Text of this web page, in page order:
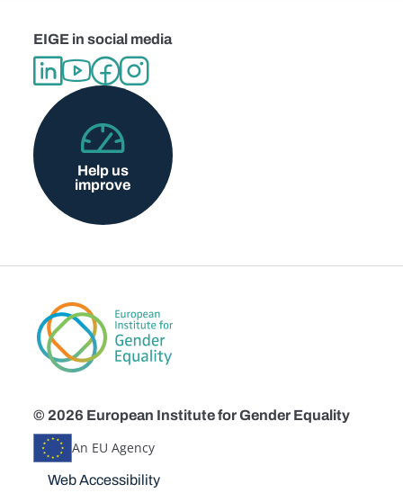
EIGE in social media
Help us
improve
© 2026 European Institute for Gender Equality
An EU Agency
Disclaimers
Web Accessibility